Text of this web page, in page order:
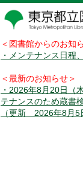
＜図書館からのお知
・メンテナンス日程
＜最新のお知らせ＞
・2026年8月20日（
テナンスのため蔵書
（更新 2026年8月5